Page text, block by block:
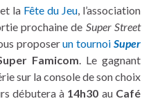
et la Fête du Jeu, l’association
prochaine de Super Street
proposerun tournoiSuper
Famicom. Le gagnant
sur la console de son choix
débutera à 14h30 au Café